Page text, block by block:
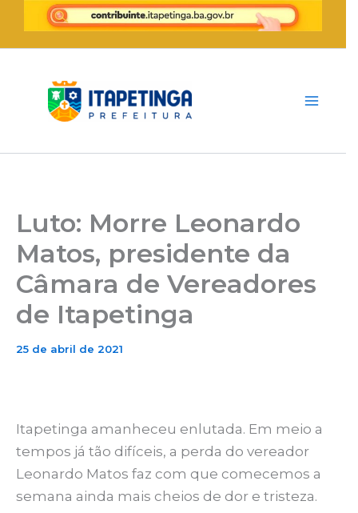
para
conteúdo
Luto: Morre Leonardo
Matos, presidente da
Câmara de Vereadores
de Itapetinga
25 de abril de 2021
Itapetinga amanheceu enlutada. Em meio a
tempos já tão difíceis, a perda do vereador
Leonardo Matos faz com que comecemos a
semana ainda mais cheios de dor e tristeza.